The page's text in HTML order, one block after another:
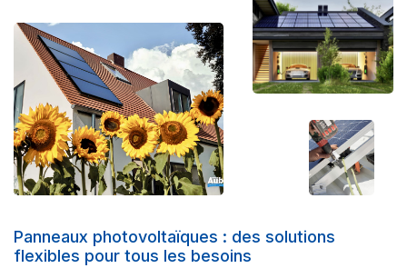
Panneaux photovoltaïques : des solutions
flexibles pour tous les besoins